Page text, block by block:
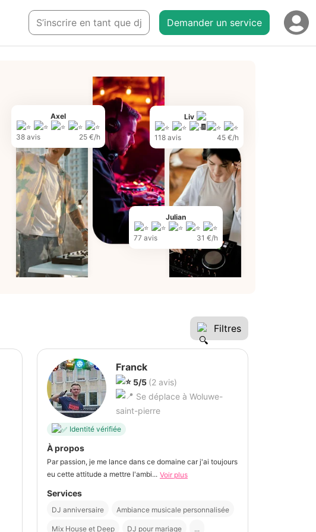
S’inscrire en tant que dj Demander un service
Axel
38 avis 25 €/h
Julian
77 avis 31 €/h
Liv
118 avis 45 €/h
Filtres
Franck
5/5 (2 avis)
Se déplace à Woluwe-
saint-pierre
Identité vérifiée
À propos
Par passion, je me lance dans ce domaine car j'ai toujours
eu cette attitude a mettre l'ambi... Voir plus
Services
DJ anniversaire Ambiance musicale personnalisée
Mix House et Deep DJ pour mariage ...